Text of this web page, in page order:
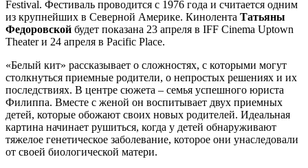
Festival. Фестиваль проводится с 1976 года и считается одним
из крупнейших в Северной Америке. Кинолента Татьяны
Федоровской будет показана 23 апреля в IFF Cinema Uptown
Theater и 24 апреля в Pacific Place.
«Белый кит» рассказывает о сложностях, с которыми могут
столкнуться приемные родители, о непростых решениях и их
последствиях. В центре сюжета – семья успешного юриста
Филиппа. Вместе с женой он воспитывает двух приемных
детей, которые обожают своих новых родителей. Идеальная
картина начинает рушиться, когда у детей обнаруживают
тяжелое генетическое заболевание, которое они унаследовали
от своей биологической матери.